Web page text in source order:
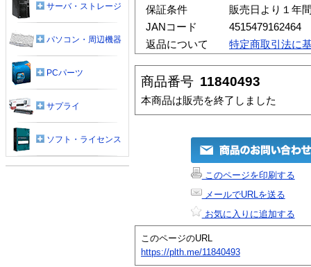
保証条件
販売日より１年
JANコード
4515479162464
返品について
特定商取引法に
商品番号 11840493
本商品は販売を終了しました
このページを印刷する
メールでURLを送る
お気に入りに追加する
このページのURL
https://plth.me/11840493
サーバ・ストレージ
パソコン・周辺機器
PCパーツ
サプライ
ソフト・ライセンス